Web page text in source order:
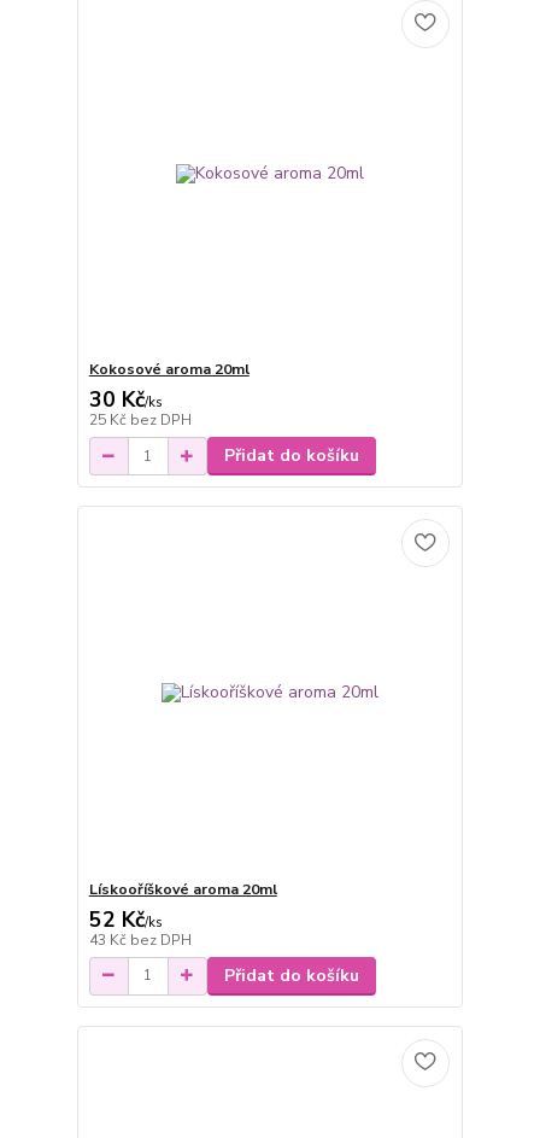
Kokosové aroma 20ml
30 Kč/ks
25 Kč bez DPH
Přidat do košíku
Lískooříškové aroma 20ml
52 Kč/ks
43 Kč bez DPH
Přidat do košíku